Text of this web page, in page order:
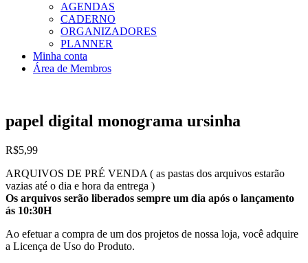
AGENDAS
CADERNO
ORGANIZADORES
PLANNER
Minha conta
Área de Membros
papel digital monograma ursinha
R$5,99
ARQUIVOS DE PRÉ VENDA ( as pastas dos arquivos estarão
vazias até o dia e hora da entrega )
Os arquivos serão liberados sempre um dia após o lançamento
ás 10:30H
Ao efetuar a compra de um dos projetos de nossa loja, você adquire
a Licença de Uso do Produto.